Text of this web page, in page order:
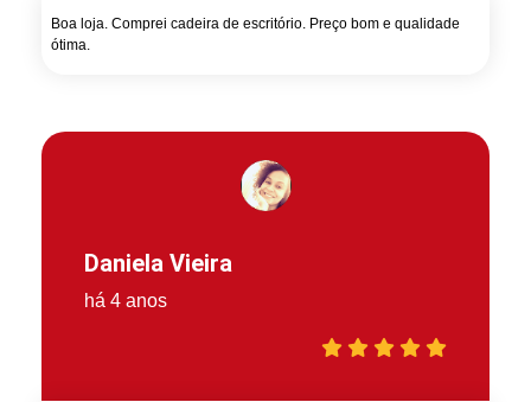
Boa loja. Comprei cadeira de escritório. Preço bom e qualidade
ótima.
Daniela Vieira
há 4 anos